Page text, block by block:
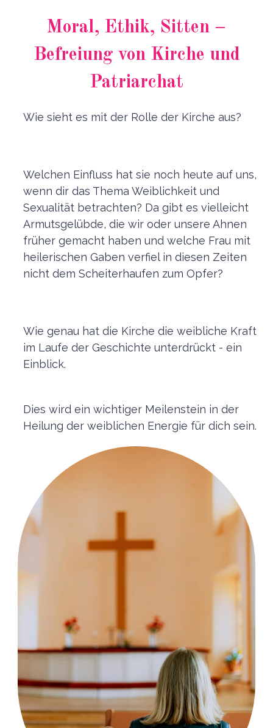
Moral, Ethik, Sitten –
Befreiung von Kirche und
Patriarchat
Wie sieht es mit der Rolle der Kirche aus?
Welchen Einfluss hat sie noch heute auf uns,
wenn dir das Thema Weiblichkeit und
Sexualität betrachten? Da gibt es vielleicht
Armutsgelübde, die wir oder unsere Ahnen
früher gemacht haben und welche Frau mit
heilerischen Gaben verfiel in diesen Zeiten
nicht dem Scheiterhaufen zum Opfer?
Wie genau hat die Kirche die weibliche Kraft
im Laufe der Geschichte unterdrückt - ein
Einblick.
Dies wird ein wichtiger Meilenstein in der
Heilung der weiblichen Energie für dich sein.